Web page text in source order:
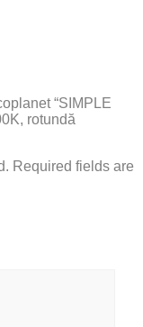
“SIMPLE
rotundă
Required fields are